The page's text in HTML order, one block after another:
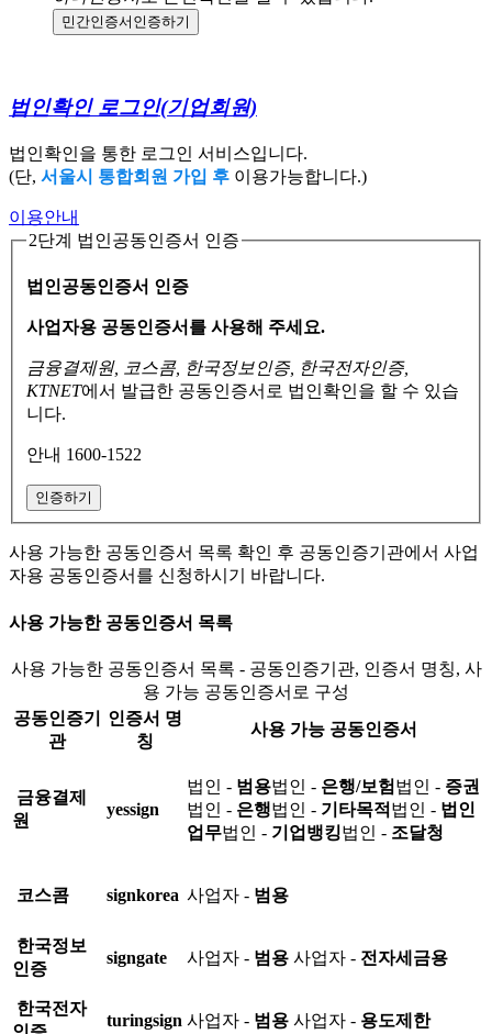
민간인증서 인증하기
법인확인 로그인(기업회원)
법인확인을 통한 로그인 서비스입니다.
(단, 서울시 통합회원 가입 후 이용가능합니다.)
이용안내
2단계 법인공동인증서 인증
법인공동인증서 인증
사업자용 공동인증서를 사용해 주세요.
금융결제원, 코스콤, 한국정보인증, 한국전자인증,
KTNET에서 발급한 공동인증서로 법인확인을 할 수 있습
니다.
안내 1600-1522
인증하기
사용 가능한 공동인증서 목록 확인 후 공동인증기관에서 사업
자용 공동인증서를 신청하시기 바랍니다.
사용 가능한 공동인증서 목록
사용 가능한 공동인증서 목록 - 공동인증기관, 인증서 명칭, 사
용 가능 공동인증서로 구성
공동인증기
관
인증서 명
칭
사용 가능 공동인증서
금융결제
원
yessign
법인 - 범용법인 - 은행/보험 법인 - 증권
법인 - 은행법인 - 기타목적 법인 - 법인
업무법인 - 기업뱅킹법인 - 조달청
코스콤 signkorea 사업자 - 범용
한국정보
인증
signgate 사업자 - 범용 사업자 - 전자세금용
한국전자
turingsign 사업자 - 범용 사업자 - 용도제한